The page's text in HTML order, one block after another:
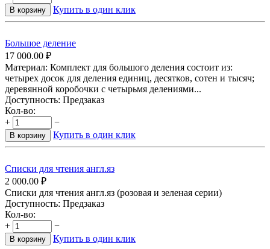
В корзину Купить в один клик
Большое деление
17 000.00 ₽
Материал: Комплект для большого деления состоит из:
четырех досок для деления единиц, десятков, сотен и тысяч;
деревянной коробочки с четырьмя делениями...
Доступность: Предзаказ
Кол-во:
+
−
В корзину Купить в один клик
Списки для чтения англ.яз
2 000.00 ₽
Списки для чтения англ.яз (розовая и зеленая серии)
Доступность: Предзаказ
Кол-во:
+
−
В корзину Купить в один клик